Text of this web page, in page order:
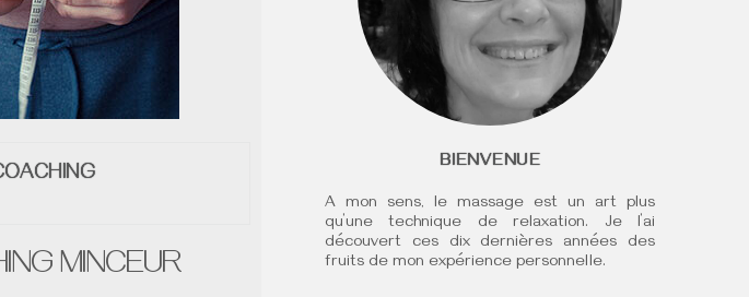
MINCEUR
BIENVENUE
A mon sens, le massage est un art plus
qu’une technique de relaxation. Je l’ai
découvert ces dix dernières années des
fruits de mon expérience personnelle.